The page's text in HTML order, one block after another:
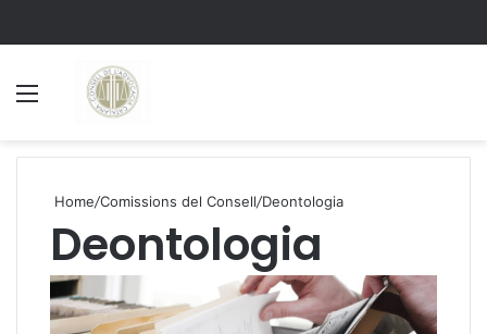
Home/Comissions del Consell/Deontologia
Deontologia